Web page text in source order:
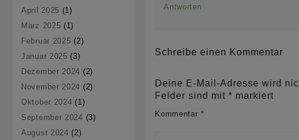
April 2025 (1)
März 2025 (1)
Februar 2025 (2)
Januar 2025 (3)
Dezember 2024 (2)
November 2024 (2)
Oktober 2024 (1)
September 2024 (3)
August 2024 (2)
Antworten
Schreibe einen Kommentar
Deine E-Mail-Adresse wird
Felder sind mit* markiert
Kommentar*